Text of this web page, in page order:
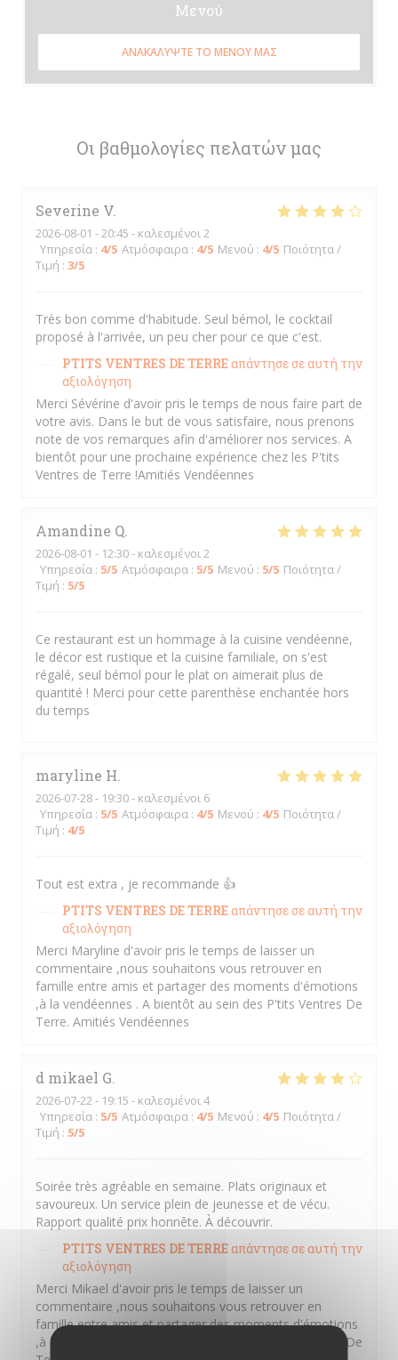
Οι βαθμολογίες πελατών μας
Severine V
2026-08-01 - 20:45 - καλεσμένοι 2
Υπηρεσία : 4/5 Ατμόσφαιρα : 4/5 Μενού : 4/5 Ποιότητα /
Τιμή : 3/5
Très bon comme d'habitude. Seul bémol, le cocktail
proposé à l'arrivée, un peu cher pour ce que c'est.
PTITS VENTRES DE TERREαπάντησε σε αυτή την
αξιολόγηση
Merci Sévérine d'avoir pris le temps de nous faire part de
votre avis. Dans le but de vous satisfaire, nous prenons
note de vos remarques afin d'améliorer nos services. A
bientôt pour une prochaine expérience chez les P'tits
Ventres de Terre !Amitiés Vendéennes
Amandine Q
2026-08-01 - 12:30 - καλεσμένοι 2
Υπηρεσία : 5/5 Ατμόσφαιρα : 5/5 Μενού : 5/5 Ποιότητα /
Τιμή : 5/5
Ce restaurant est un hommage à la cuisine vendéenne,
le décor est rustique et la cuisine familiale, on s'est
régalé, seul bémol pour le plat on aimerait plus de
quantité ! Merci pour cette parenthèse enchantée hors
du temps
maryline H
2026-07-28- 19:30 - καλεσμένοι 6
Υπηρεσία : 5/5 Ατμόσφαιρα : 4/5 Μενού : 4/5 Ποιότητα /
Τιμή : 4/5
Tout est extra , je recommande 👍
PTITS VENTRES DE TERREαπάντησε σε αυτή την
αξιολόγηση
Merci Maryline d'avoir pris le temps de laisser un
commentaire ,nous souhaitons vous retrouver en
famille entre amis et partager des moments d'émotions
,à la vendéennes . A bientôt au sein des P'tits Ventres De
Terre. Amitiés Vendéennes
d mikael G
2026-07-22 - 19:15 - καλεσμένοι 4
Υπηρεσία : 5/5 Ατμόσφαιρα : 4/5 Μενού : 4/5 Ποιότητα /
Τιμή : 5/5
Soirée très agréable en semaine. Plats originaux et
savoureux. Un service plein de jeunesse et de vécu.
Rapport qualité prix honnête. À découvrir.
PTITS VENTRES DE TERREαπάντησε σε αυτή την
αξιολόγηση
Merci Mikael d'avoir pris le temps de laisser un
commentaire ,nous souhaitons vous retrouver en
famille entre amis et partager des moments d'émotions
,à la vendéennes . A bientôt au sein des P'tits Ventres De
Μενού
ΑΝΑΚΑΛΎΨΤΕ ΤΟ ΜΕΝΟΎ ΜΑΣ